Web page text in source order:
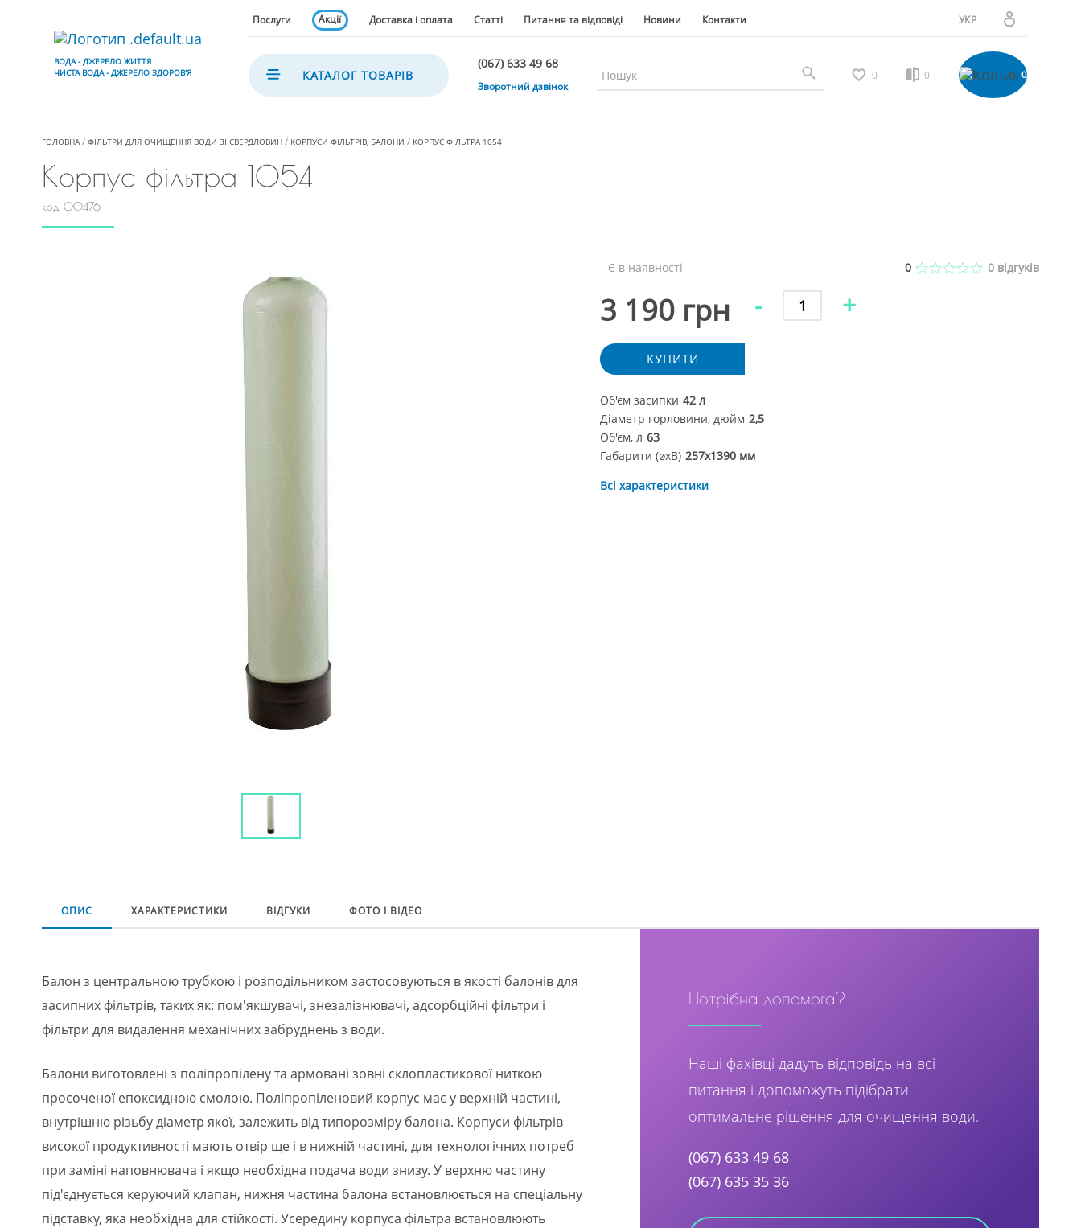
ВОДА - ДЖЕРЕЛО ЖИТТЯ
ЧИСТА ВОДА - ДЖЕРЕЛО ЗДОРОВ'Я
Послуги Акції Доставка і оплата Статті Питання та відповіді Новини Контакти
УКР
РУС
Особистий кабінет
КАТАЛОГ ТОВАРІВ
(067) 633 49 68
(067) 633 49 68
(067) 635 35 36
Зворотний дзвінок
0 0 0
ГОЛОВНА ФІЛЬТРИ ДЛЯ ОЧИЩЕННЯ ВОДИ ЗІ СВЕРДЛОВИН КОРПУСИ ФІЛЬТРІВ, БАЛОНИ КОРПУС ФІЛЬТРА 1054
Корпус фільтра 1054
код 00476
Є в наявності 0 0 відгуків
3 190 грн - +
КУПИТИ
Об'єм засипки 42 л
Діаметр горловини, дюйм 2,5
Об'єм, л 63
Габарити (øхВ) 257x1390 мм
Всі характеристики
ОПИС ХАРАКТЕРИСТИКИ ВІДГУКИ ФОТО І ВІДЕО
Потрібна допомога?
Наші фахівці дадуть відповідь на всі
питання і допоможуть підібрати
оптимальне рішення для очищення води.
(067) 633 49 68
(067) 635 35 36
Балон з центральною трубкою і розподільником застосовуються в якості балонів для
засипних фільтрів, таких як: пом'якшувачі, знезалізнювачі, адсорбційні фільтри і
фільтри для видалення механічних забруднень з води.
Балони виготовлені з поліпропілену та армовані зовні склопластикової ниткою
просоченої епоксидною смолою. Поліпропіленовий корпус має у верхній частині,
внутрішню різьбу діаметр якої, залежить від типорозміру балона. Корпуси фільтрів
високої продуктивності мають отвір ще і в нижній частині, для технологічних потреб
при заміні наповнювача і якщо необхідна подача води знизу. У верхню частину
під'єднується керуючий клапан, нижня частина балона встановлюється на спеціальну
підставку, яка необхідна для стійкості. Усередину корпуса фільтра встановлюють